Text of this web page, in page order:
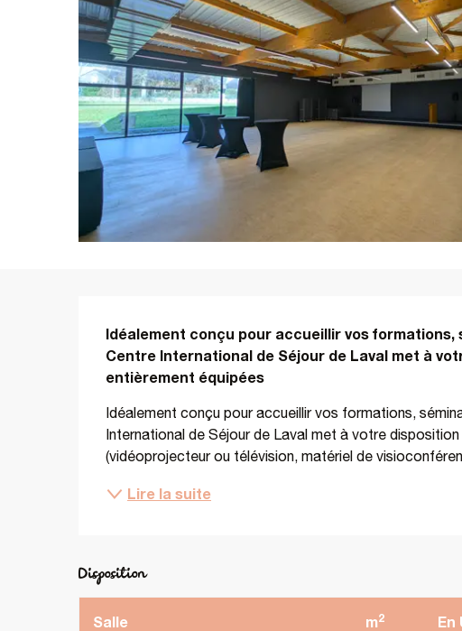
Idéalement conçu pour accueillir vos formations,
Centre International de Séjour de Laval met à
entièrement équipées
Idéalement conçu pour accueillir vos formations,
International de Séjour de Laval met à votre
(vidéoprojecteur ou télévision, matériel de
Lire la suite
Disposition
Salle m2 En